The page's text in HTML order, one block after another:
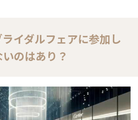
イダルフェアに参加し
のはあり？